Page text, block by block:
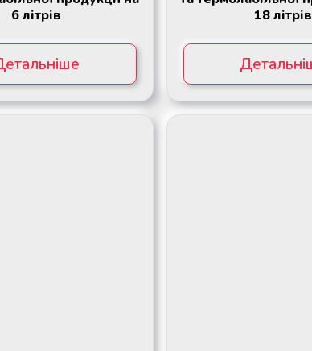
6 літрів
18 літрів